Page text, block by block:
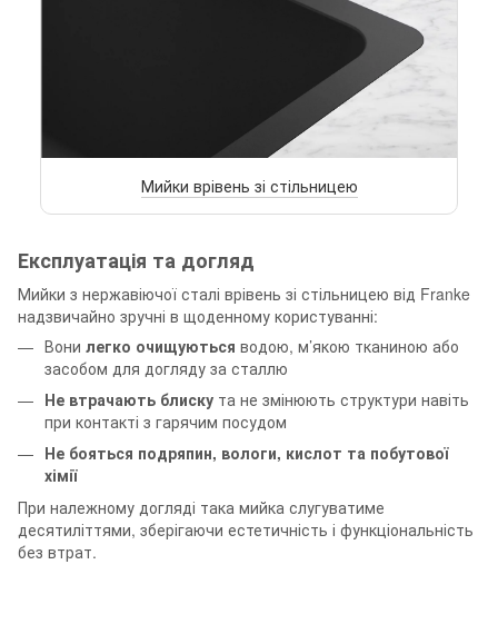
Мийки врівень зі стільницею
Експлуатація та догляд
Мийки з нержавіючої сталі врівень зі стільницею від Franke
надзвичайно зручні в щоденному користуванні:
Вони легко очищуються водою, м’якою тканиною або
засобом для догляду за сталлю
Не втрачають блиску та не змінюють структури навіть
при контакті з гарячим посудом
Не бояться подряпин, вологи, кислот та побутової
хімії
При належному догляді така мийка слугуватиме
десятиліттями, зберігаючи естетичність і функціональність
без втрат.